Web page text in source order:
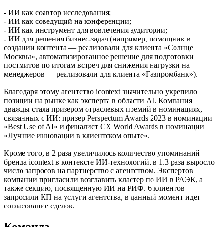
- ИИ как соавтор исследования;
- ИИ как соведущий на конференции;
- ИИ как инструмент для вовлечения аудитории;
- ИИ для решения бизнес-задач (например, помощник в
создании контента — реализовали для клиента «Солнце
Москвы», автоматизированное решение для подготовки
постмитов по итогам встреч для снижения нагрузки на
менеджеров — реализовали для клиента «Газпромбанк»).
Благодаря этому агентство icontext значительно укрепило
позиции на рынке как эксперта в области AI. Компания
дважды стала призером отраслевых премий в номинациях,
связанных с ИИ: призер Perspectum Awards 2023 в номинации
«Best Use of AI» и финалист СХ World Awards в номинации
«Лучшие инновации в клиентском опыте».
Кроме того, в 2 раза увеличилось количество упоминаний
бренда icontext в контексте ИИ-технологий, в 1,3 раза выросло
число запросов на партнерство с агентством. Экспертов
компании пригласили возглавить кластер по ИИ в РАЭК, а
также секцию, посвященную ИИ на РИФ. 6 клиентов
запросили КП на услуги агентства, в данный момент идет
согласование сделок.